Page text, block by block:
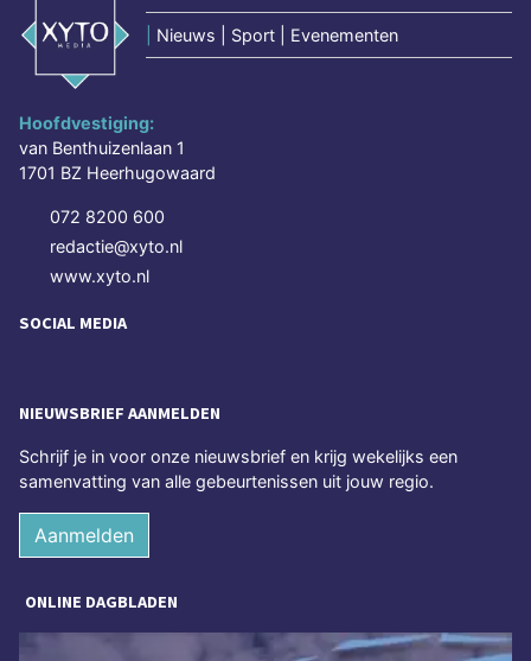
Nieuws | Sport | Evenementen
Hoofdvestiging:
van Benthuizenlaan 1
1701 BZ Heerhugowaard
072 8200 600
redactie@xyto.nl
www.xyto.nl
SOCIAL MEDIA
NIEUWSBRIEF AANMELDEN
Schrijf je in voor onze nieuwsbrief en krijg wekelijks een
samenvatting van alle gebeurtenissen uit jouw regio.
Aanmelden
ONLINE DAGBLADEN